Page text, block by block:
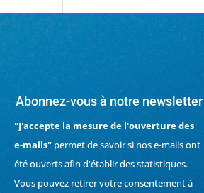
Abonnez-vous à notre newsletter
"J'accepte la mesure de l'ouverture des
e-mails"permet de savoir si nos e-mails ont
été ouverts afin d'établir des statistiques.
Vous pouvez retirer votre consentement à